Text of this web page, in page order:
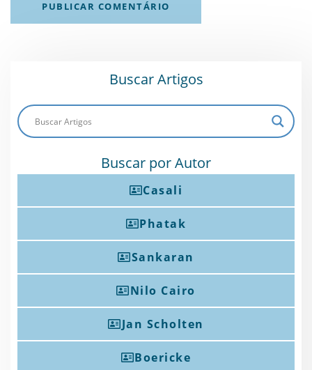
Buscar Artigos
Buscar por Autor
Casali
Phatak
Sankaran
Nilo Cairo
Jan Scholten
Boericke